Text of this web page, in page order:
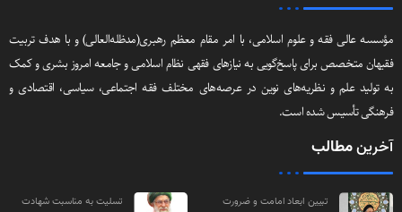
مؤسسه عالی فقه و علوم اسلامی، با امر مقام معظم رهبری(مد‌ظله‌العالی) و با هدف تربیت
فقیهان متخصص برای پاسخ‌گویی به نیازهای فقهی نظام اسلامی و جامعه امروز بشری و کمک
به تولید علم و نظریه‌های نوین در عرصه‌های مختلف فقه اجتماعی‌، سیاسی‌، اقتصادی و
فرهنگی تأسیس شده است.
آخرینمطالب
تبیین ابعاد امامت و ضرورت
تسلیت به مناسبت شهادت